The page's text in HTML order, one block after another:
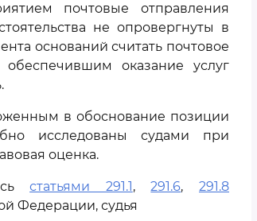
почтовые отправления
не опровергнуты в
оснований считать почтовое
оказание услуг
в обоснование позиции
исследованы судами при
оценка.
статьями 291.1,291.6, 291.8
Федерации, судья